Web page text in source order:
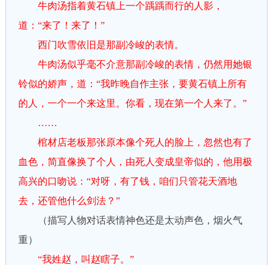
牛肉汤指着黄石镇上一个踽踽而行的人影，
道：“来了！来了！”
西门吹雪依旧是那副冷峻的表情。
牛肉汤似乎毫不介意那副冷峻的表情，仍然用她银
铃似的娇声，道：“我昨晚自作主张，要黄石镇上所有
的人，一个一个来这里。你看，现在第一个人来了。”
……
棺材店老板那张原本像个死人的脸上，忽然也有了
血色，简直像换了个人，由死人变成皇帝似的，他用极
高兴的口吻说：“对呀，有了钱，咱们只管花天酒地
去，还管他什么剑法？”
（描写人物对话表情神色还是太动声色，烟火气
重）
“我姓赵，叫赵瞎子。”